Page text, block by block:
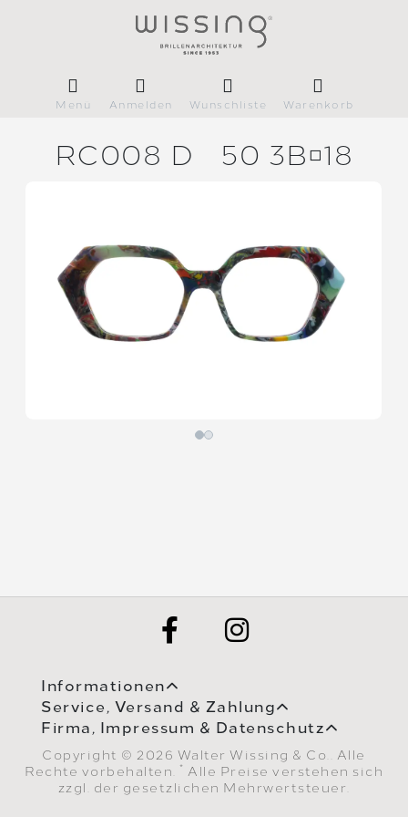
Menü Anmelden Wunschliste Warenkorb
RC008 D 50 3B18
Informationen
Service, Versand & Zahlung
Firma, Impressum & Datenschutz
Copyright © 2026 Walter Wissing & Co.. Alle
Rechte vorbehalten.
* Alle Preise verstehen sich
zzgl. der gesetzlichen Mehrwertsteuer.